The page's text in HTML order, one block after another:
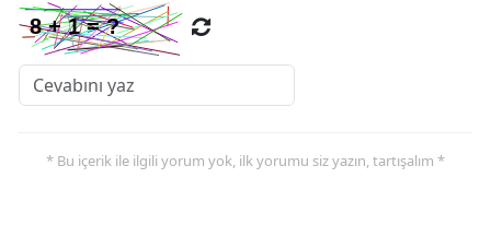
* Bu içerik ile ilgili yorum yok, ilk yorumu siz yazın, tartışalım *